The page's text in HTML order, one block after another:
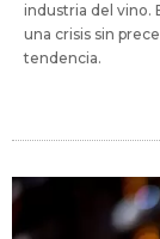
industria del vino.
una crisis sin
tendencia.